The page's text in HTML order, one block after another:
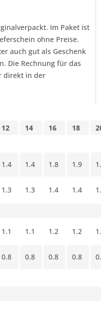
Im Paket ist
ohne Preise.
auch gut als Geschenk
Die Rechnung für das
direkt in der
12 14 16 18
1.4 1.4 1.8 1.9
1.3 1.3 1.4 1.4
1.1 1.1 1.2 1.2
0.8 0.8 0.8 0.8